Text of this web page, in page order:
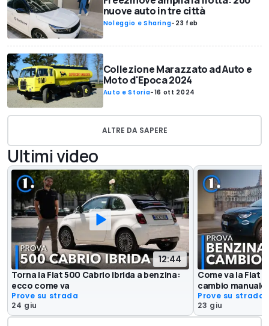
nuove auto in tre città
Noleggio e Sharing- 23 feb
Collezione Marazzato ad Auto e
Moto d'Epoca 2024
Auto e Storia-16 ott 2024
ALTRE DA SAPERE
Ultimi video
12:44
Torna la Fiat 500 Cabrio ibrida a benzina:
ecco come va
Prove su strada
24 giu
Come va la Fiat
cambio
Prove su strada
23 giu